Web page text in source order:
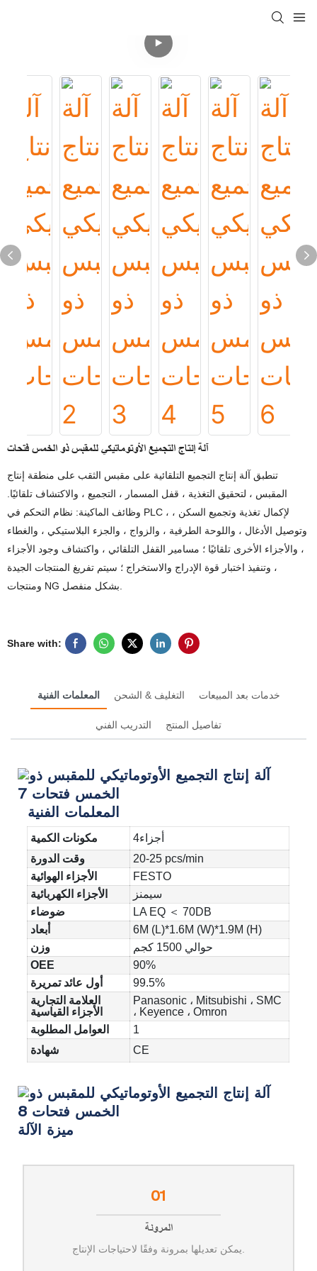
آلة إنتاج التجميع الأوتوماتيكي للمقبس ذو الخمس فتحات
تنطبق آلة إنتاج التجميع التلقائية على مقبس الثقب على منطقة إنتاج
المقبس ، لتحقيق التغذية ، قفل المسمار ، التجميع ، والاكتشاف تلقائيًا.
وظائف الماكينة: نظام التحكم في PLC ، لإكمال تغذية وتجميع السكن ،
وتوصيل الأدغال ، واللوحة الطرفية ، والزواج ، والجزء البلاستيكي ، والغطاء
، والأجزاء الأخرى تلقائيًا ؛ مسامير القفل التلقائي ، واكتشاف وجود الأجزاء
، وتنفيذ اختبار قوة الإدراج والاستخراج ؛ سيتم تفريغ المنتجات الجيدة
Share with:
المعلمات الفنية التغليف & الشحن خدمات بعد المبيعات
التدريب الفني تفاصيل المنتج
المعلمات الفنية
مكونات الكمية
أجزاء4
وقت الدورة
20-25 pcs/min
الأجزاء الهوائية
FESTO
الأجزاء الكهربائية
سيمنز
ضوضاء
LA EQ ＜ 70DB
أبعاد
6M (L)*1.6M (W)*1.9M (H)
وزن
حوالي 1500 كجم
OEE
90%
أول عائد تمريرة
99.5%
العلامة التجارية
الأجزاء القياسية
Panasonic ، Mitsubishi ، SMC
، Keyence ، Omron
العوامل المطلوبة
1
شهادة
CE
ميزة الآلة
01
المرونة
يمكن تعديلها بمرونة وفقًا لاحتياجات الإنتاج.